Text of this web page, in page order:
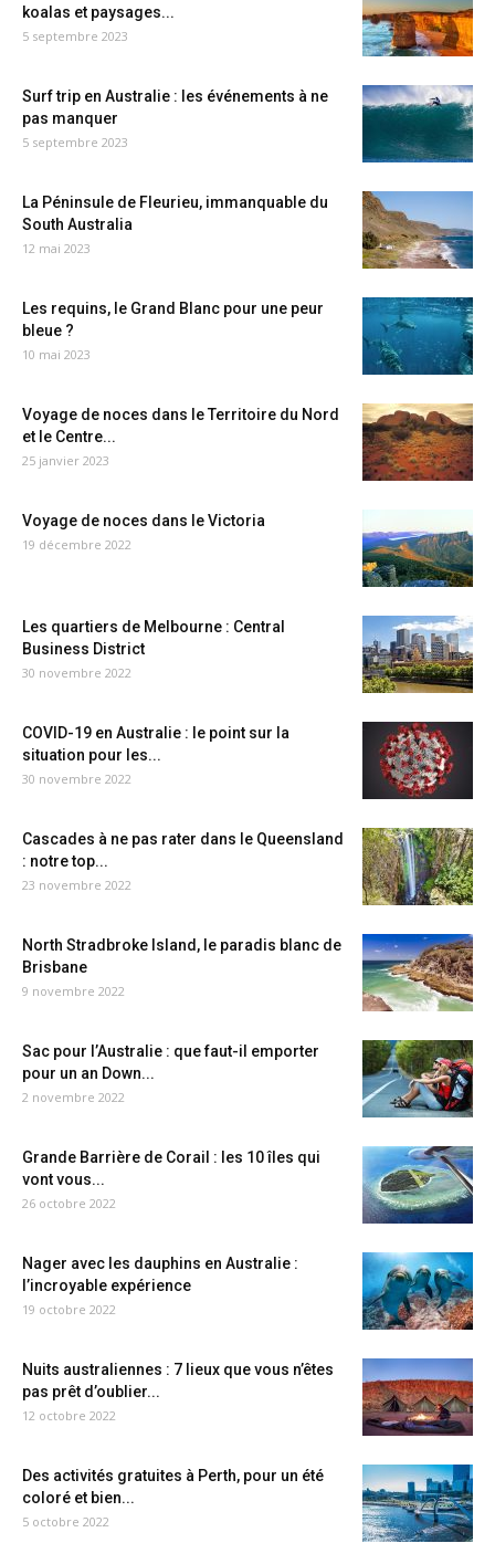
koalas et paysages...
5 septembre 2023
Surf trip en Australie : les événements à ne
pas manquer
5 septembre 2023
La Péninsule de Fleurieu, immanquable du
South Australia
12 mai 2023
Les requins, le Grand Blanc pour une peur
bleue ?
10 mai 2023
Voyage de noces dans le Territoire du Nord
et le Centre...
25 janvier 2023
Voyage de noces dans le Victoria
19 décembre 2022
Les quartiers de Melbourne : Central
Business District
30 novembre 2022
COVID-19 en Australie : le point sur la
situation pour les...
30 novembre 2022
Cascades à ne pas rater dans le Queensland
: notre top...
23 novembre 2022
North Stradbroke Island, le paradis blanc de
Brisbane
9 novembre 2022
Sac pour l’Australie : que faut-il emporter
pour un an Down...
2 novembre 2022
Grande Barrière de Corail : les 10 îles qui
vont vous...
26 octobre 2022
Nager avec les dauphins en Australie :
l’incroyable expérience
19 octobre 2022
Nuits australiennes : 7 lieux que vous n’êtes
pas prêt d’oublier...
12 octobre 2022
Des activités gratuites à Perth, pour un été
coloré et bien...
5 octobre 2022